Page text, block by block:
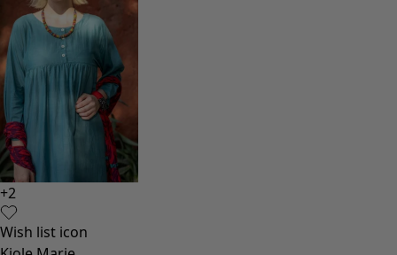
+2
Wish list icon